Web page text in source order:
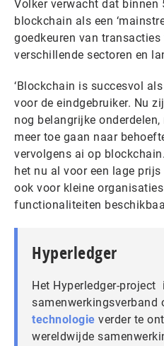
Volker verwacht dat binnen
blockchain als een
goedkeuren van
verschillende sectoren en
‘Blockchain is succesvol
voor de eindgebruiker. Nu
nog belangrijke
meer toe gaan naar
vervolgens ai op
het nu al voor een lage
ook voor kleine
functionaliteiten
Hyperledger
Het Hyperledger-project
samenwerkingsverband
technologie verder te
wereldwijde